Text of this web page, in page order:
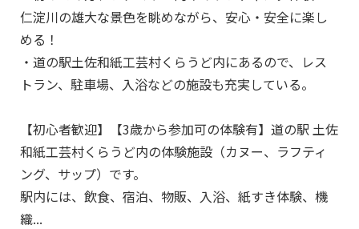
仁淀川の雄大な景色を眺めながら、安心・安全に楽し
める！
・道の駅土佐和紙工芸村くらうど内にあるので、レス
トラン、駐車場、入浴などの施設も充実している。
【初心者歓迎】【3歳から参加可の体験有】道の駅 土佐
和紙工芸村くらうど内の体験施設（カヌー、ラフティ
ング、サップ）です。
駅内には、飲食、宿泊、物販、入浴、紙すき体験、機
織...